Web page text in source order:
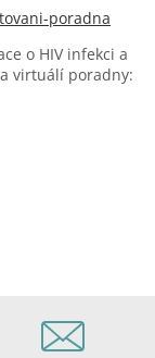
poradna
o HIV infekci a
virtuálí poradny: